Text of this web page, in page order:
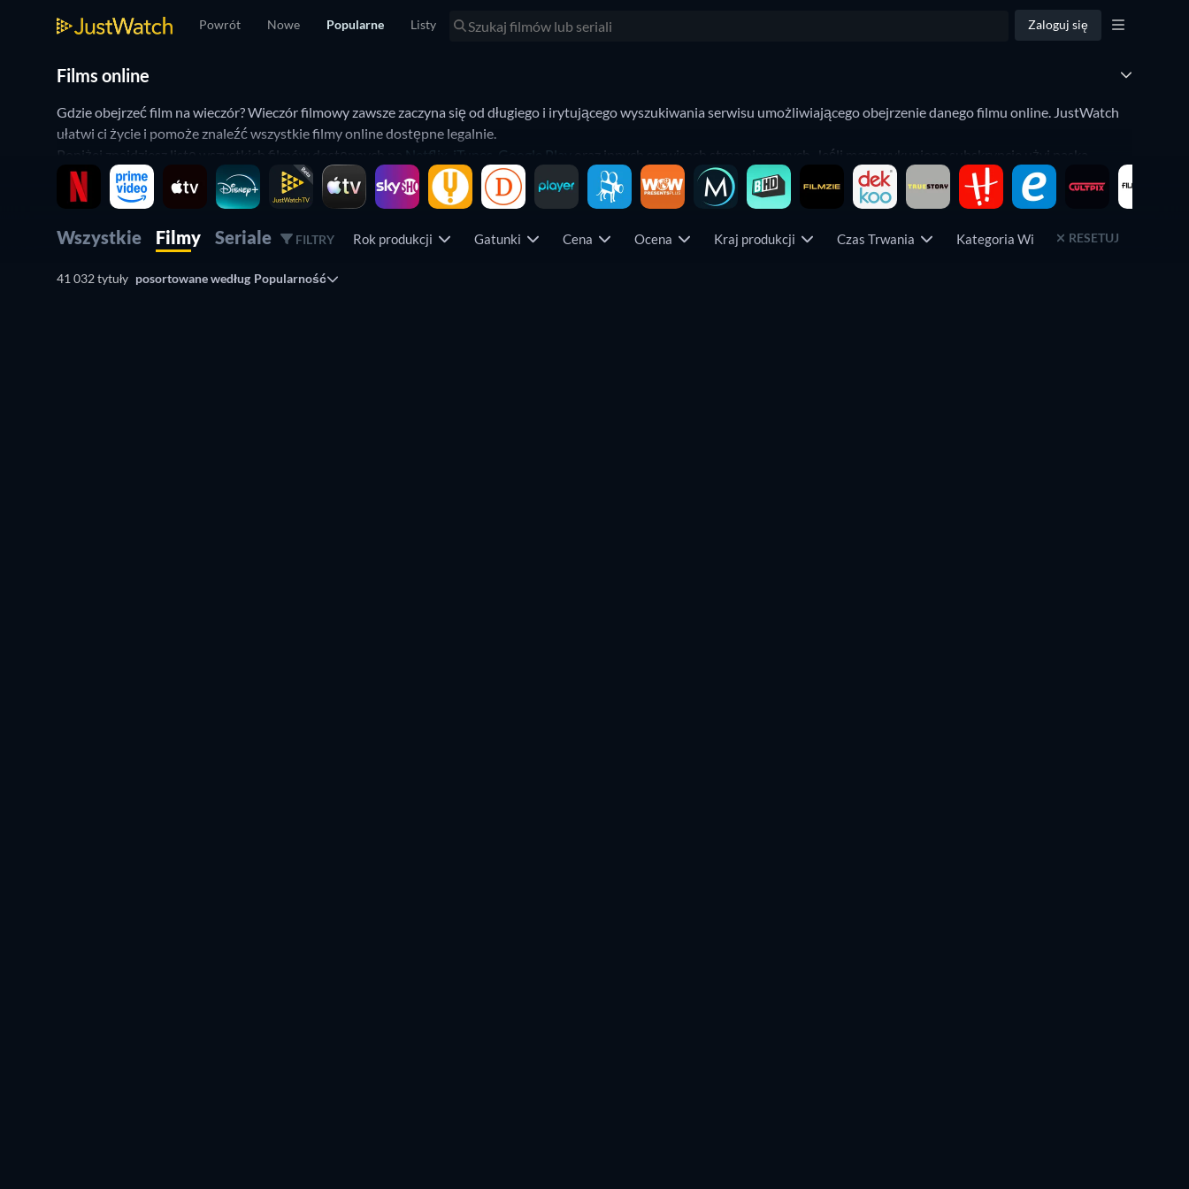
Powrót Nowe Popularne Listy Zaloguj się
Films online
Gdzie obejrzeć film na wieczór? Wieczór filmowy zawsze zaczyna się od długiego i irytującego wyszukiwania serwisu umożliwiającego obejrzenie danego filmu online. JustWatch
ułatwi ci życie i pomoże znaleźć wszystkie filmy online dostępne legalnie.
Poniżej znajdziesz listę wszystkich filmów dostępnych na
Netflix iTunes Google Play
oraz innych serwisach streamingowych. Jeśli masz wykupione subskrypcje użyj paska
WatchBar, aby wybrać filmy dostępne online w serwisach oferujących stały abonament, jak Netflix czyAmazon Prime Video
. Chcesz wypożyczyć lub kupić film? Użyj naszego filtra
"Cena" lub sprawdź ofertę najpopularniejszych serwisów umożliwiających zakup lub wypożyczenie filmów: VOD.pl, iTunes oraz Google Play.
Ta stronie umożliwia wyszukiwanie i oglądanie filmów dostępnych online. Nowo dodane filmy znajdziesztutaj.
Wszystkie Filmy Seriale FILTRY Rok produkcji Gatunki Cena Ocena Kraj produkcji Czas Trwania Kategoria WiekowaRESETUJ
41 032 tytuły posortowane według Popularność